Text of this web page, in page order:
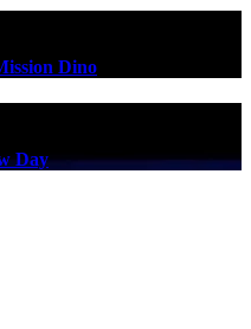
Dino
Day